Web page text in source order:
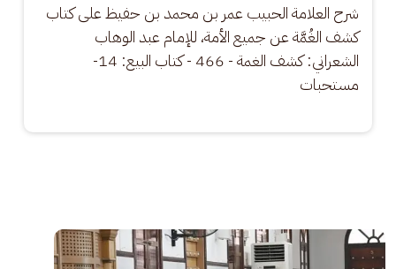
شرح العلامة الحبيب عمر بن محمد بن حفيظ على كتاب
كشف الغُمَّة عن جميع الأمة، للإمام عبد الوهاب
الشعراني: كشف الغمة - 466 - كتاب البيع: 14-
مستحبات
الصورة